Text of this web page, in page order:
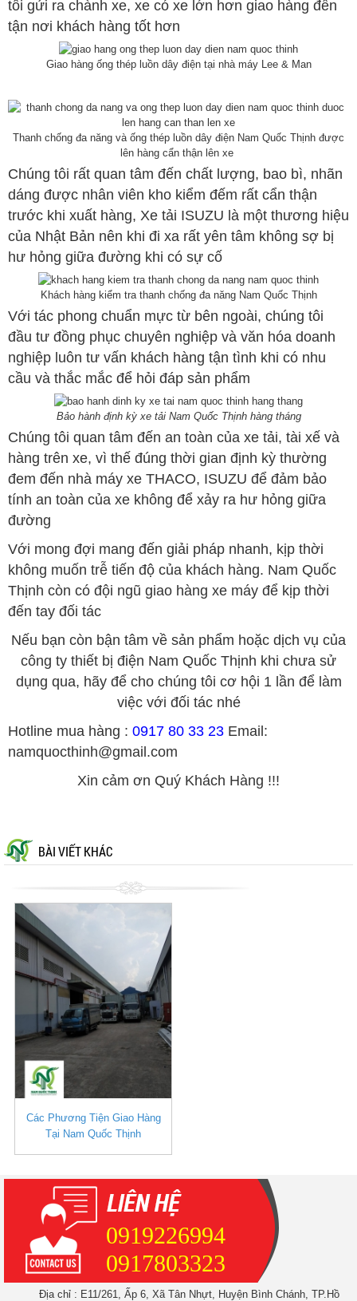
tôi gửi ra chành xe, xe có xe lớn hơn giao hàng đến
tận nơi khách hàng tốt hơn
Giao hàng ống thép luồn dây điện tại nhà máy Lee & Man
Thanh chống đa năng và ống thép luồn dây điện Nam Quốc Thịnh được
lên hàng cẩn thận lên xe
Chúng tôi rất quan tâm đến chất lượng, bao bì, nhãn
dáng được nhân viên kho kiểm đếm rất cẩn thận
trước khi xuất hàng, Xe tải ISUZU là một thương hiệu
của Nhật Bản nên khi đi xa rất yên tâm không sợ bị
hư hỏng giữa đường khi có sự cố
Khách hàng kiểm tra thanh chống đa năng Nam Quốc Thịnh
Với tác phong chuẩn mực từ bên ngoài, chúng tôi
đầu tư đồng phục chuyên nghiệp và văn hóa doanh
nghiệp luôn tư vấn khách hàng tận tình khi có nhu
cầu và thắc mắc để hỏi đáp sản phẩm
Bảo hành định kỳ xe tải Nam Quốc Thịnh hàng tháng
Chúng tôi quan tâm đến an toàn của xe tải, tài xế và
hàng trên xe, vì thế đúng thời gian định kỳ thường
đem đến nhà máy xe THACO, ISUZU để đảm bảo
tính an toàn của xe không để xảy ra hư hỏng giữa
đường
Với mong đợi mang đến giải pháp nhanh, kịp thời
không muốn trễ tiến độ của khách hàng. Nam Quốc
Thịnh còn có đội ngũ giao hàng xe máy để kịp thời
đến tay đối tác
Nếu bạn còn bận tâm về sản phẩm hoặc dịch vụ của
công ty thiết bị điện Nam Quốc Thịnh khi chưa sử
dụng qua, hãy để cho chúng tôi cơ hội 1 lần để làm
việc với đối tác nhé
Hotline mua hàng : 0917 80 33 23 Email:
namquocthinh@gmail.com
Xin cảm ơn Quý Khách Hàng !!!
BÀI VIẾT KHÁC
Các Phương Tiện Giao Hàng
Tại Nam Quốc Thịnh
0919226994
0917803323
Địa chỉ : E11/261, Ấp 6, Xã Tân Nhựt, Huyện Bình Chánh, TP.Hồ